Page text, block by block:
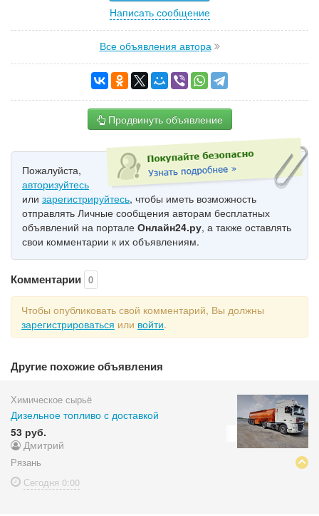
Написать сообщение
Все объявления автора
Продвинуть объявление
Пожалуйста,
авторизуйтесь
или зарегистрируйтесь, чтобы иметь возможность
отправлять Личные сообщения авторам бесплатных
объявлений на портале Онлайн24.ру, а также оставлять
свои комментарии к их объявлениям.
Комментарии 0
Чтобы опубликовать свой комментарий, Вы должны
зарегистрироваться или войти.
Другие похожие объявления
Химическое сырьё
Дизельное топливо с доставкой
53 руб.
Дмитрий
Рязань
Сегодня 0:00